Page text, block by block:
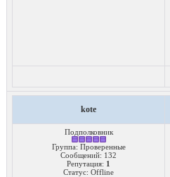
kote
Подполковник
Группа: Проверенные
Сообщений: 132
Репутация: 1
Статус: Offline